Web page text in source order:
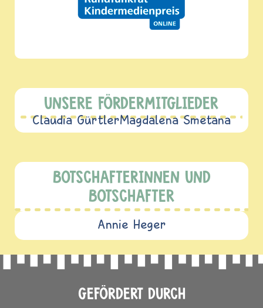
UNSERE FÖRDERMITGLIEDER
Claudia GürtlerMagdalena Smetana
BOTSCHAFTERINNEN UND
BOTSCHAFTER
Annie Heger
GEFÖRDERT DURCH